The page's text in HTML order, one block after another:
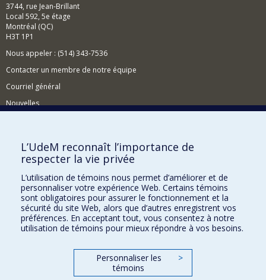
3744, rue Jean-Brillant
Local 592, 5e étage
Montréal (QC)
H3T 1P1
Nous appeler : (514) 343-7536
Contacter un membre de notre équipe
Courriel général
Nouvelles
Comment soutenir le CÉRIUM?
BESOIN D'AIDE?
Plan du site
Signaler une erreur
Accessibilité
FACULTÉ DES ARTS ET DES SCIENCES
Nos départements et écoles
L’UdeM reconnaît l’importance de
respecter la vie privée
L’utilisation de témoins nous permet d’améliorer et de
personnaliser votre expérience Web. Certains témoins
sont obligatoires pour assurer le fonctionnement et la
sécurité du site Web, alors que d’autres enregistrent vos
préférences. En acceptant tout, vous consentez à notre
utilisation de témoins pour mieux répondre à vos besoins.
Personnaliser les
témoins
>